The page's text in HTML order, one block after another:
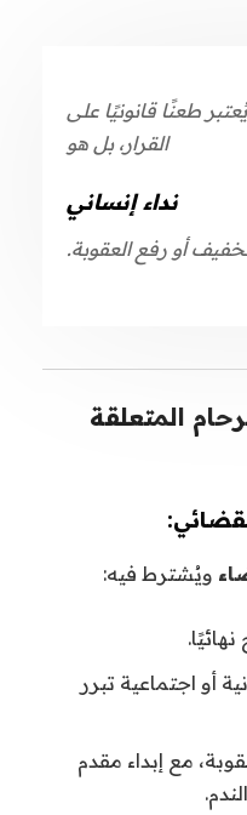
طعنًا قانونيًا على
القرار، بل هو
نداء إنساني
أو رفع العقوبة.
المتعلقة
ويُشترط فيه:
أو اجتماعية تبرر
مع إبداء مقدم